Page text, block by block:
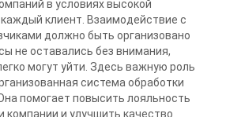
в условиях высокой
клиент. Взаимодействие с
должно быть организовано
не оставались без внимания,
могут уйти. Здесь важную роль
система обработки
помогает повысить лояльность
компании и улучшить качество